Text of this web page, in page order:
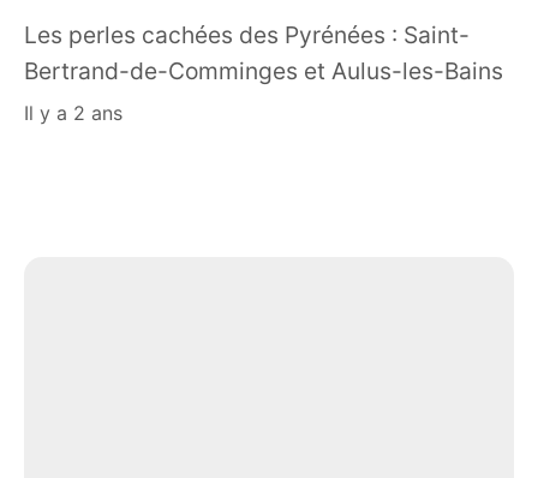
Les perles cachées des Pyrénées : Saint-
Bertrand-de-Comminges et Aulus-les-Bains
il y a 2 ans